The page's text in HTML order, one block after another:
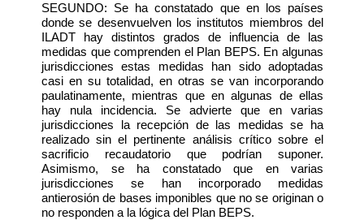
SEGUNDO: Se ha constatado que en los países
donde se desenvuelven los institutos miembros del
ILADT hay distintos grados de influencia de las
medidas que comprenden el Plan BEPS. En algunas
jurisdicciones estas medidas han sido adoptadas
casi en su totalidad, en otras se van incorporando
paulatinamente, mientras que en algunas de ellas
hay nula incidencia. Se advierte que en varias
jurisdicciones la recepción de las medidas se ha
realizado sin el pertinente análisis crítico sobre el
sacrificio recaudatorio que podrían suponer.
Asimismo, se ha constatado que en varias
jurisdicciones se han incorporado medidas
antierosión de bases imponibles que no se originan o
no responden a la lógica del Plan BEPS.